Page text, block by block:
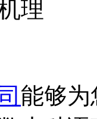
理
能够